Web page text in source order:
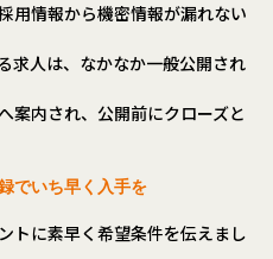
用情報から機密情報が漏れない
求人は、なかなか一般公開され
案内され、公開前にクローズと
でいち早く入手を
トに素早く希望条件を伝えまし